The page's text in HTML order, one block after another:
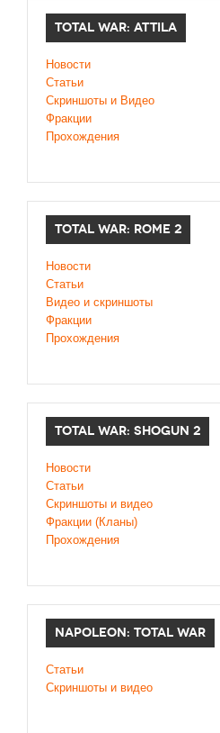
TOTAL WAR: ATTILA
Новости
Статьи
Скриншоты и Видео
Фракции
Прохождения
TOTAL WAR: ROME 2
Новости
Статьи
Видео и скриншоты
Фракции
Прохождения
TOTAL WAR: SHOGUN 2
Новости
Статьи
Cкриншоты и видео
Фракции (Кланы)
Прохождения
NAPOLEON: TOTAL WAR
Статьи
Скриншоты и видео